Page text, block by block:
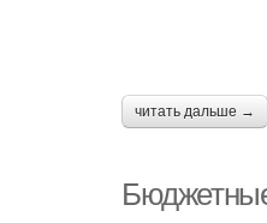
читать дальше →